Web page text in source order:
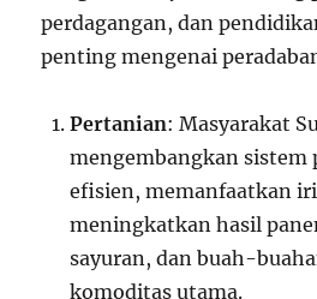
perdagangan, dan
penting mengenai
Pertanian: Masyarakat
mengembangkan sistem
efisien, memanfaatkan
meningkatkan hasil
sayuran, dan buah-
komoditas utama.